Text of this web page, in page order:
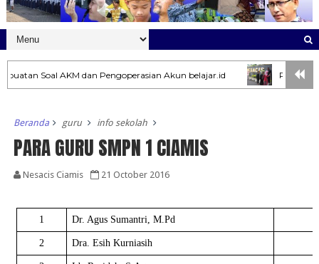
dan Pengoperasian Akun belajar.id Peringatan Ibu Dewi
Beranda guru info sekolah
PARA GURU SMPN 1 CIAMIS
Nesacis Ciamis 21 October 2016
1 Dr. Agus Sumantri, M.Pd
2
Dra. Esih Kurniasih